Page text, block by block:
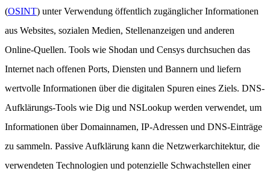
(OSINT) unter Verwendung öffentlich zugänglicher Informationen
aus Websites, sozialen Medien, Stellenanzeigen und anderen
Online-Quellen. Tools wie Shodan und Censys durchsuchen das
Internet nach offenen Ports, Diensten und Bannern und liefern
wertvolle Informationen über die digitalen Spuren eines Ziels. DNS-
Aufklärungs-Tools wie Dig und NSLookup werden verwendet, um
Informationen über Domainnamen, IP-Adressen und DNS-Einträge
zu sammeln. Passive Aufklärung kann die Netzwerkarchitektur, die
verwendeten Technologien und potenzielle Schwachstellen einer